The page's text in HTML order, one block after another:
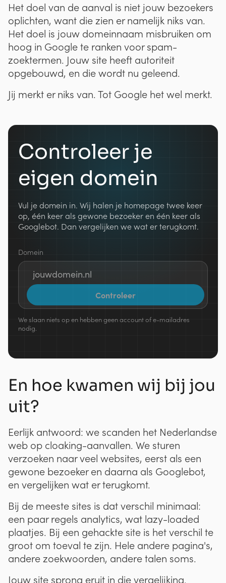
Het doel van de aanval is niet jouw bezoekers
oplichten, want die zien er namelijk niks van.
Het doel is jouw domeinnaam misbruiken om
hoog in Google te ranken voor spam-
zoektermen. Jouw site heeft autoriteit
opgebouwd, en die wordt nu geleend.
Jij merkt er niks van. Tot Google het wel merkt.
Controleer je
eigen domein
Vul je domein in. Wij halen je homepage twee keer
op, één keer als gewone bezoeker en één keer als
Googlebot. Dan vergelijken we wat er terugkomt.
Domein
Controleer
We slaan niets op en hebben geen account of e-mailadres
nodig.
En hoe kwamen wij bij jou
uit?
Eerlijk antwoord: we scanden het Nederlandse
web op cloaking-aanvallen. We sturen
verzoeken naar veel websites, eerst als een
gewone bezoeker en daarna als Googlebot,
en vergelijken wat er terugkomt.
Bij de meeste sites is dat verschil minimaal:
een paar regels analytics, wat lazy-loaded
plaatjes. Bij een gehackte site is het verschil te
groot om toeval te zijn. Hele andere pagina's,
andere zoekwoorden, andere talen soms.
Jouw site sprong eruit in die vergelijking.